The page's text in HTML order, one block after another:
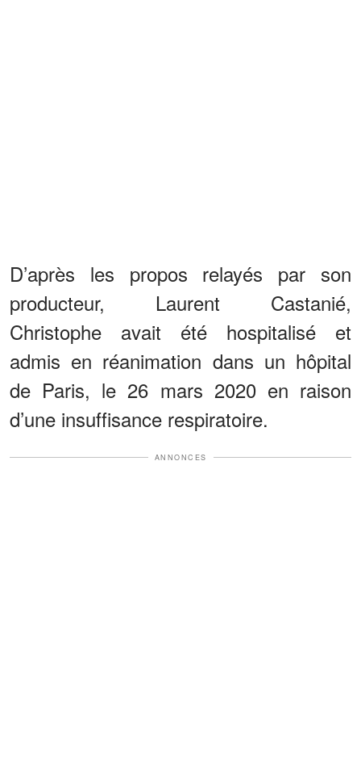
D’après les propos relayés par son
producteur, Laurent Castanié,
Christophe avait été hospitalisé et
admis en réanimation dans un hôpital
de Paris, le 26 mars 2020 en raison
d’une insuffisance respiratoire.
ANNONCES